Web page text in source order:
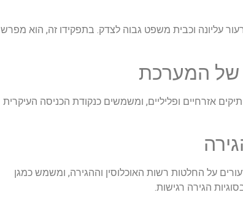
עליונה וכבית משפט גבוה לצדק. בתפקידו זה, הוא מפרש
של המערכת
אזרחיים ופליליים, ומשמשים כנקודת הכניסה העיקרית
על החלטות רשות האוכלוסין וההגירה, ומשמש כמגן
הגירה רגישות.